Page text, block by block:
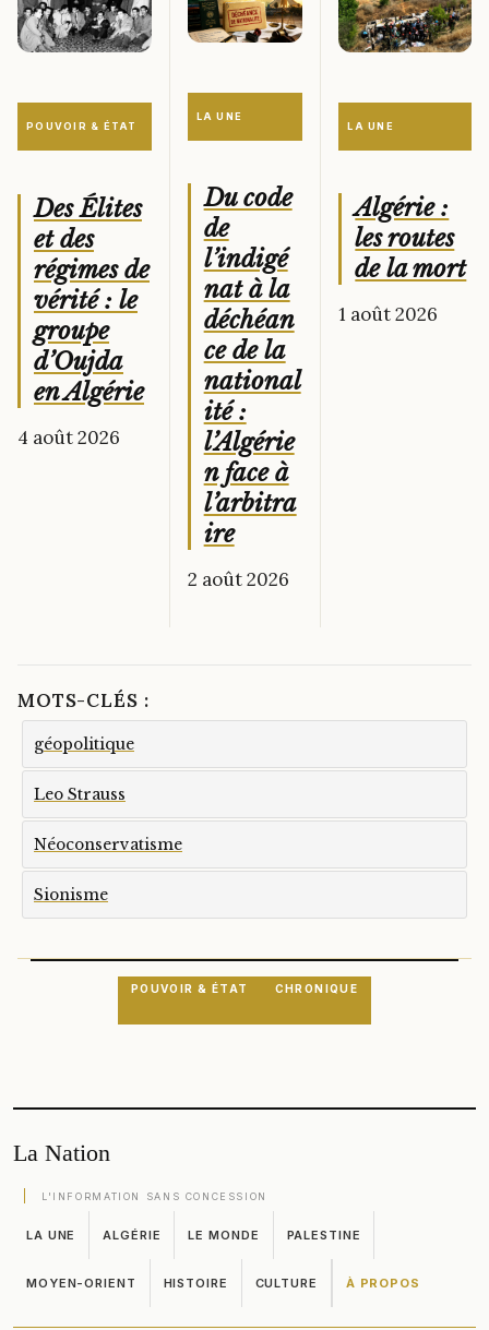
POUVOIR & ÉTAT
Des Élites
et des
régimes de
vérité : le
groupe
d’Oujda
en Algérie
4 août 2026
LA UNE
Du code
de
l’indigé
nat à la
déchéan
ce de la
national
ité :
l’Algérie
n face à
l’arbitra
ire
2 août 2026
LA UNE
Algérie :
les routes
de la mort
1 août 2026
MOTS-CLÉS :
géopolitique
Leo Strauss
Néoconservatisme
Sionisme
POUVOIR & ÉTAT CHRONIQUE
La Nation
L'INFORMATION SANS CONCESSION
LA UNE ALGÉRIE LE MONDE PALESTINE
MOYEN-ORIENT HISTOIRE CULTURE À PROPOS